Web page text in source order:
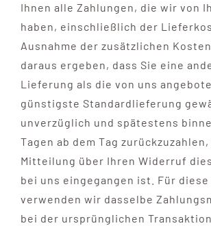
Ihnen alle Zahlungen, die wir von
haben, einschließlich der
Ausnahme der zusätzlichen
daraus ergeben, dass Sie eine
Lieferung als die von uns
günstigste Standardlieferung
unverzüglich und spätestens
Tagen ab dem Tag
Mitteilung über Ihren Widerruf
bei uns eingegangen ist. Für diese
verwenden wir dasselbe
bei der ursprünglichen